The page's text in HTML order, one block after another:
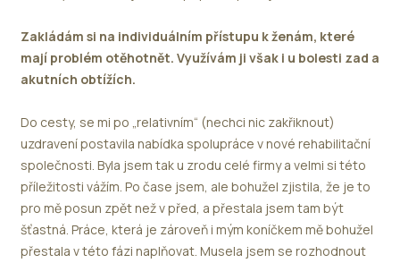
Zakládám si na individuálním přístupu k ženám, které
mají problém otěhotnět. Využívám ji však i u bolesti zad a
akutních obtížích.
Do cesty, se mi po „relativním“ (nechci nic zakřiknout)
uzdravení postavila nabídka spolupráce v nové rehabilitační
společnosti. Byla jsem tak u zrodu celé firmy a velmi si této
příležitosti vážím. Po čase jsem, ale bohužel zjistila, že je to
pro mě posun zpět než v před, a přestala jsem tam být
šťastná. Práce, která je zároveň i mým koníčkem mě bohužel
přestala v této fázi naplňovat. Musela jsem se rozhodnout